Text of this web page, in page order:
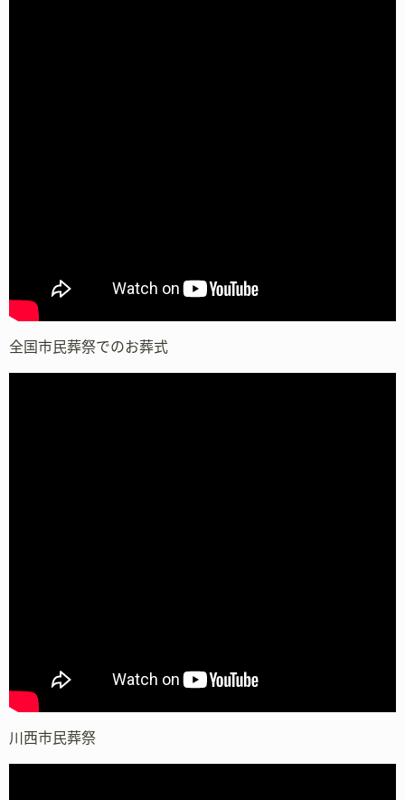
全国市民葬祭でのお葬式
川西市民葬祭